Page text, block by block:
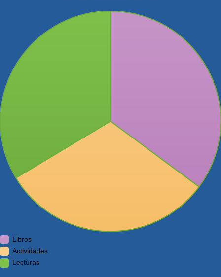
Libros
Actividades
Lecturas